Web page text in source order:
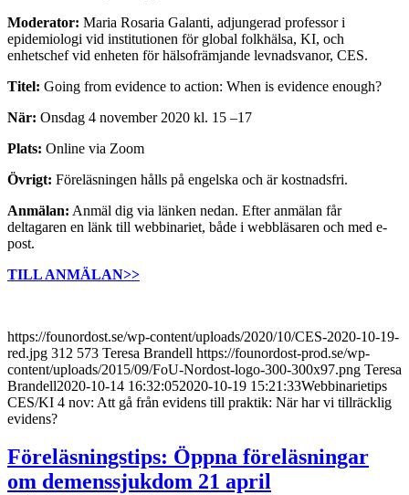
Moderator: Maria Rosaria Galanti, adjungerad professor i
epidemiologi vid institutionen för global folkhälsa, KI, och
enhetschef vid enheten för hälsofrämjande levnadsvanor, CES.
Titel: Going from evidence to action: When is evidence enough?
När: Onsdag 4 november 2020 kl. 15 –17
Plats: Online via Zoom
Övrigt: Föreläsningen hålls på engelska och är kostnadsfri.
Anmälan: Anmäl dig via länken nedan. Efter anmälan får
deltagaren en länk till webbinariet, både i webbläsaren och med e-
post.
TILL ANMÄLAN>>
https://founordost.se/wp-content/uploads/2020/10/CES-2020-10-19-
red.jpg 312 573 Teresa Brandell https://founordost-prod.se/wp-
content/uploads/2015/09/FoU-Nordost-logo-300-300x97.png Teresa
Brandell2020-10-14 16:32:052020-10-19 15:21:33Webbinarietips
CES/KI 4 nov: Att gå från evidens till praktik: När har vi tillräcklig
evidens?
Föreläsningstips: Öppna föreläsningar
om demenssjukdom 21 april